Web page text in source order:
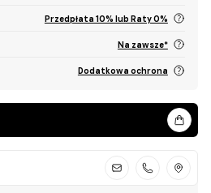
Przedpłata 10% lub Raty 0%
Na zawsze*
Dodatkowa ochrona